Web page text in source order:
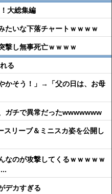
大総集編
たいな下落チャートｗｗｗｗ
撃し無事死亡ｗｗｗｗ
る
かそう！」→「父の日は、お母
ガチで異常だったwwwwwww
スリーブ＆ミニスカ姿を公開し
なのが攻撃してくるｗｗｗｗｗ
デカすぎる